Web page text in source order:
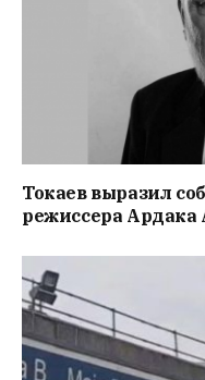
Токаев выразил
режиссера Ардака